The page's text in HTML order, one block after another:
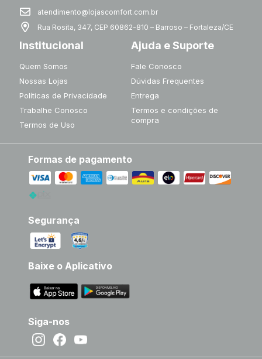
atendimento@lojascomfort.com.br
Rua Rosita, 347, CEP 60862-810 – Barroso – Fortaleza/CE
Institucional
Quem Somos
Nossas Lojas
Políticas de Privacidade
Trabalhe Conosco
Termos de Uso
Ajuda e Suporte
Fale Conosco
Dúvidas Frequentes
Entrega
Termos e condições de
compra
Formas de pagamento
Segurança
Baixe o Aplicativo
Siga-nos